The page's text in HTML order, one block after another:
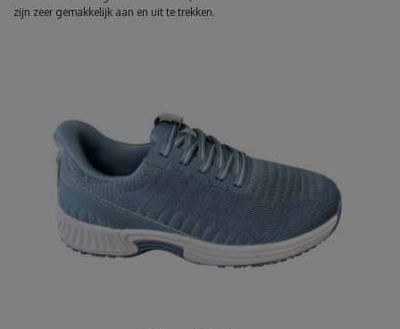
zijn zeer gemakkelijk aan en uit te trekken.